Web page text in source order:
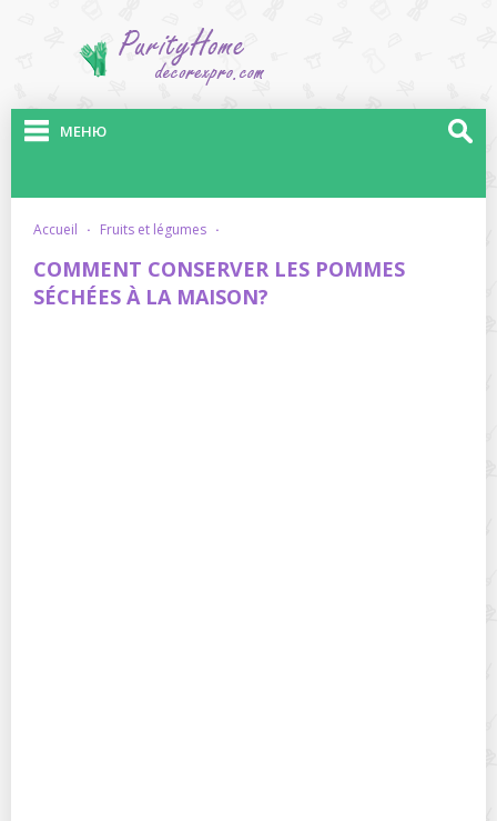
МЕНЮ
accueil · fruits et légumes ·
COMMENT CONSERVER LES POMMES
SÉCHÉES À LA MAISON?